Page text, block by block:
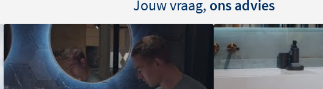
kleuren, perfect afgestemd op May-
Jouw vraag, ons advies